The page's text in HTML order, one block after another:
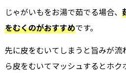
じゃがいもをお湯で茹でる場合、
をむくのがおすすめです。
先に皮をむいてしまうと旨みが
ら皮をむいてマッシュするとホク